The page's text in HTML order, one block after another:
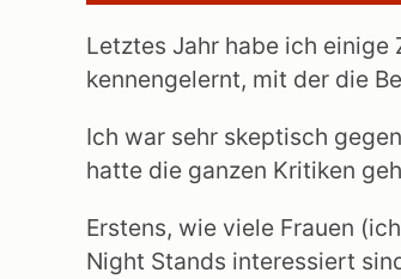
Letztes Jahr habe ich einige
kennengelernt, mit der die
Ich war sehr skeptisch
hatte die ganzen Kritiken
Erstens, wie viele Frauen
Night Stands interessiert